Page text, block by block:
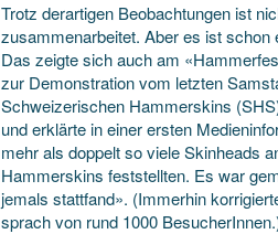
Trotz derartigen Beobachtungen ist
zusammenarbeitet. Aber es ist
Das zeigte sich auch am
zur Demonstration vom letzten
Schweizerischen Hammerskins
und erklärte in einer ersten
mehr als doppelt so viele Skinheads
Hammerskins feststellten. Es war
jemals stattfand». (Immerhin
sprach von rund 1000